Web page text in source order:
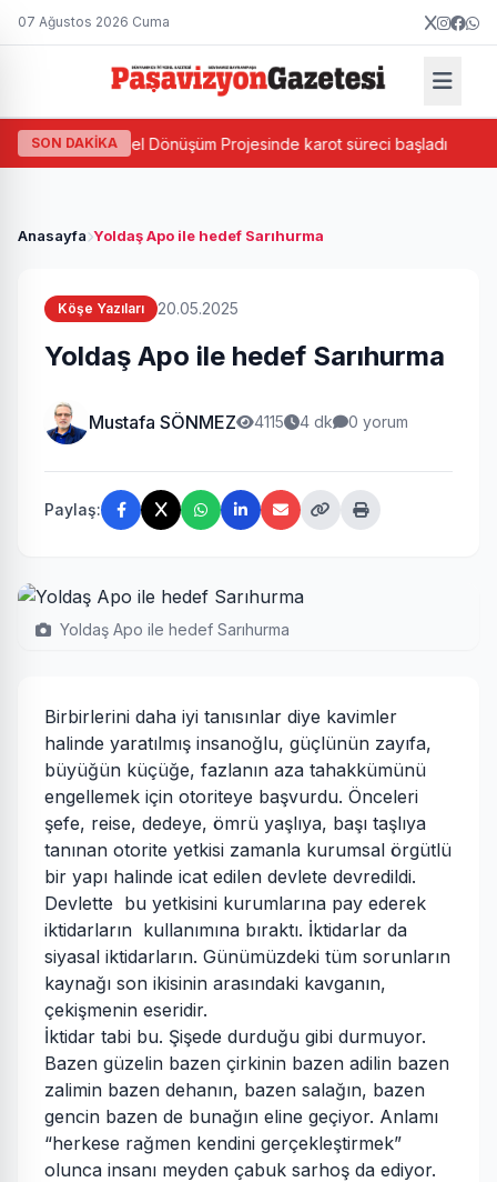
07 Ağustos 2026 Cuma
SON DAKİKA
Bazlı Kentsel Dönüşüm Projesinde karot süreci başladı
Anasayfa Yoldaş Apo ile hedef Sarıhurma
Köşe Yazıları 20.05.2025
Yoldaş Apo ile hedef Sarıhurma
Mustafa SÖNMEZ 4115 4 dk 0 yorum
Paylaş:
Yoldaş Apo ile hedef Sarıhurma
Birbirlerini daha iyi tanısınlar diye kavimler
halinde yaratılmış insanoğlu, güçlünün zayıfa,
büyüğün küçüğe, fazlanın aza tahakkümünü
engellemek için otoriteye başvurdu. Önceleri
şefe, reise, dedeye, ömrü yaşlıya, başı taşlıya
tanınan otorite yetkisi zamanla kurumsal örgütlü
bir yapı halinde icat edilen devlete devredildi.
Devlette bu yetkisini kurumlarına pay ederek
iktidarların kullanımına bıraktı. İktidarlar da
siyasal iktidarların. Günümüzdeki tüm sorunların
kaynağı son ikisinin arasındaki kavganın,
çekişmenin eseridir.
İktidar tabi bu. Şişede durduğu gibi durmuyor.
Bazen güzelin bazen çirkinin bazen adilin bazen
zalimin bazen dehanın, bazen salağın, bazen
gencin bazen de bunağın eline geçiyor. Anlamı
“herkese rağmen kendini gerçekleştirmek”
olunca insanı meyden çabuk sarhoş da ediyor.